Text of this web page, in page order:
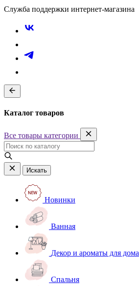
Служба поддержки интернет-магазина
Каталог товаров
Все товары категории
Искать
Новинки
Ванная
Декор и ароматы для дома
Спальня